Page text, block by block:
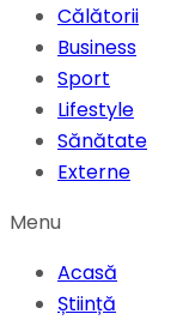
Călătorii
Business
Sport
Lifestyle
Sănătate
Externe
Menu
Acasă
Știință